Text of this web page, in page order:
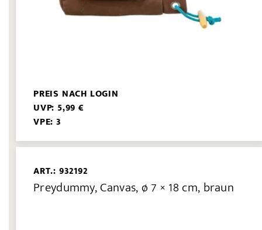
PREIS NACH LOGIN
UVP: 5,99 €
VPE: 3
ART.: 932192
Preydummy, Canvas, ø 7 × 18 cm, braun